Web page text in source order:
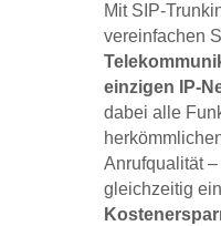
Mit SIP-
vereinfachen
einzigen IP-
dabei alle
Anrufqualität
gleichzeitig